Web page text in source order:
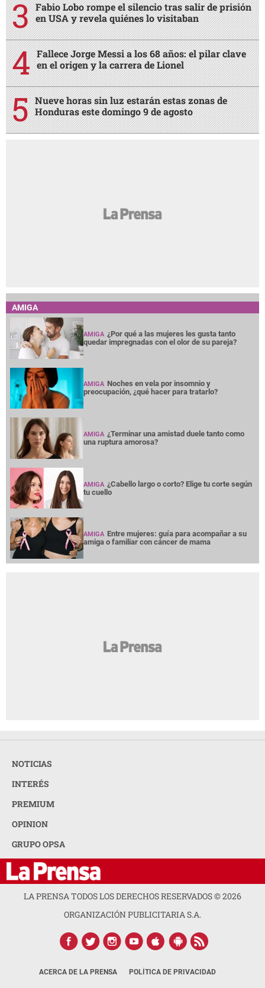
Fabio Lobo rompe el silencio tras salir de prisión
en USA y revela quiénes lo visitaban
Fallece Jorge Messi a los 68 años: el pilar clave
en el origen y la carrera de Lionel
Nueve horas sin luz estarán estas zonas de
Honduras este domingo 9 de agosto
AMIGA
AMIGA ¿Por qué a las mujeres les gusta tanto
quedar impregnadas con el olor de su pareja?
AMIGA Noches en vela por insomnio y
preocupación, ¿qué hacer para tratarlo?
AMIGA ¿Terminar una amistad duele tanto como
una ruptura amorosa?
AMIGA ¿Cabello largo o corto? Elige tu corte según
tu cuello
AMIGA Entre mujeres: guía para acompañar a su
amiga o familiar con cáncer de mama
NOTICIAS
INTERÉS
PREMIUM
OPINION
GRUPO OPSA
LA PRENSA TODOS LOS DERECHOS RESERVADOS ©2026
ORGANIZACIÓN PUBLICITARIA S.A.
ACERCA DE LA PRENSA POLÍTICA DE PRIVACIDAD